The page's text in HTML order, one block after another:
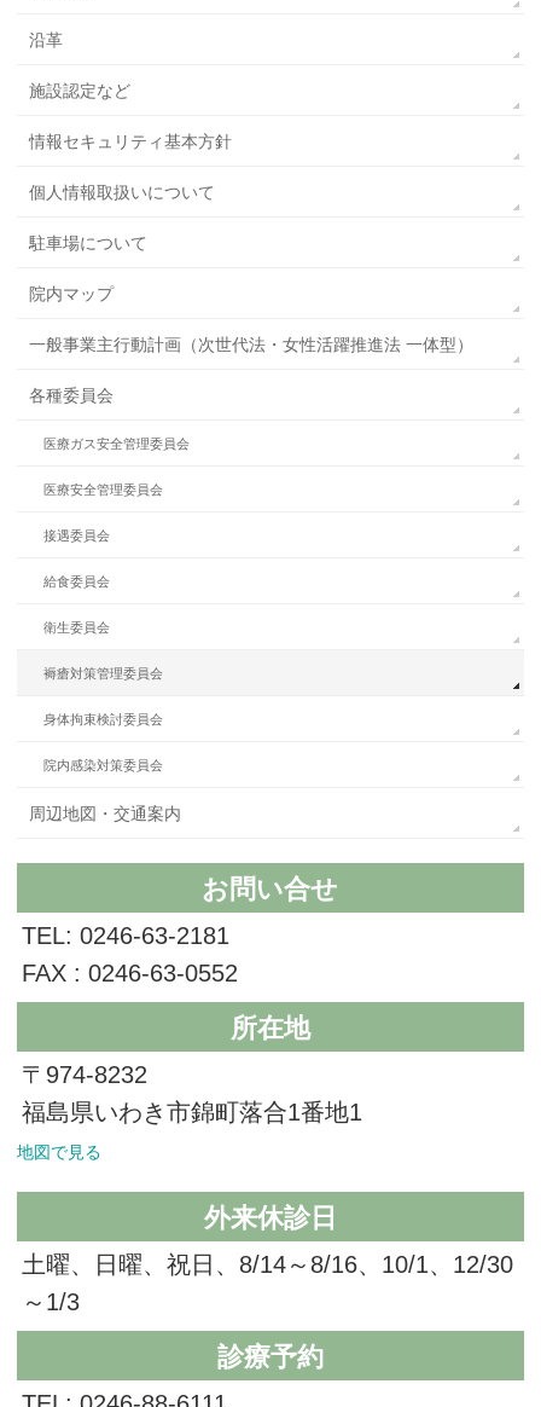
沿革
施設認定など
情報セキュリティ基本方針
個人情報取扱いについて
駐車場について
院内マップ
一般事業主行動計画（次世代法・女性活躍推進法 一体型）
各種委員会
医療ガス安全管理委員会
医療安全管理委員会
接遇委員会
給食委員会
衛生委員会
褥瘡対策管理委員会
身体拘束検討委員会
院内感染対策委員会
周辺地図・交通案内
お問い合せ
TEL: 0246-63-2181
FAX : 0246-63-0552
所在地
〒974-8232
福島県いわき市錦町落合1番地1
地図で見る
外来休診日
土曜、日曜、祝日、8/14～8/16、10/1、12/30
～1/3
診療予約